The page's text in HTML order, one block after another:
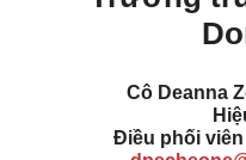
Cô Deanna
Điều phối viên